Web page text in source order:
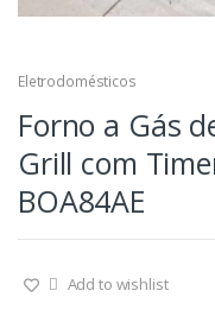
Eletrodomésticos
Forno a Gás
Grill com
BOA84AE
Add to wishlist